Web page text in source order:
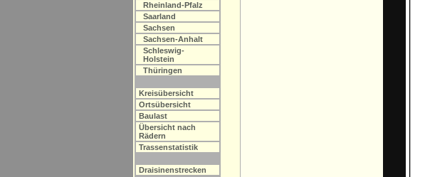
Rheinland-Pfalz
Saarland
Sachsen
Sachsen-Anhalt
Schleswig-
Holstein
Thüringen
Kreisübersicht
Ortsübersicht
Baulast
Übersicht nach
Rädern
Trassenstatistik
Draisinenstrecken